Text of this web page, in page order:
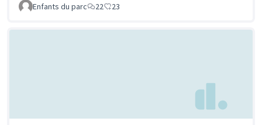
Enfants du parc 22 23